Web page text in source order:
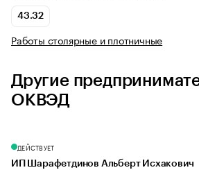
43.32
Работы столярные и плотничные
Другие
ОКВЭД
ДЕЙСТВУЕТ
ИП Шарафетдинов Альберт Исхакович